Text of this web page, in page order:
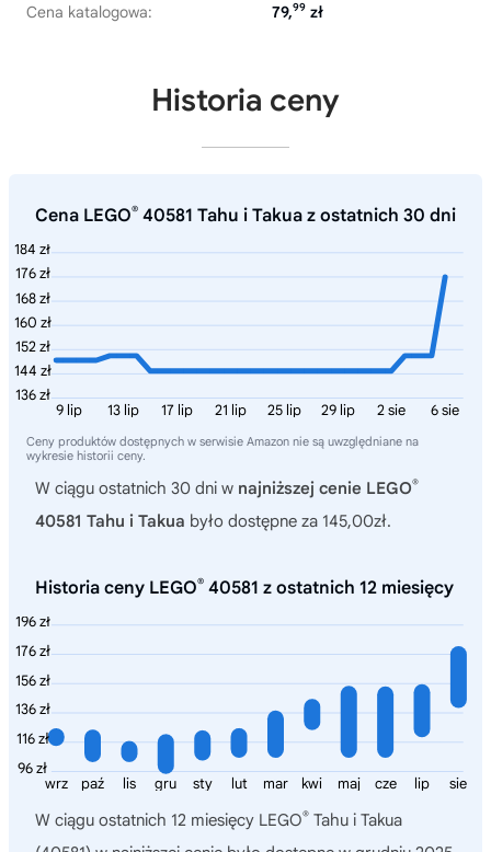
Cena katalogowa:
79,99 zł
Historia ceny
Cena LEGO® 40581 Tahu i Takua z ostatnich 30 dni
184 zł
176 zł
168 zł
160 zł
152 zł
144 zł
136 zł
6 sie
2 sie
29 lip
25 lip
21 lip
17 lip
13 lip
9 lip
Ceny produktów dostępnych w serwisie Amazon nie są uwzględniane na
wykresie historii ceny.
W ciągu ostatnich 30 dni w najniższej cenie LEGO®
40581 Tahu i Takua było dostępne za 145,00zł.
Historia ceny LEGO® 40581 z ostatnich 12 miesięcy
196 zł
176 zł
156 zł
136 zł
116 zł
96 zł
sie
lip
cze
maj
kwi
mar
lut
sty
gru
lis
paź
wrz
W ciągu ostatnich 12 miesięcy LEGO® Tahu i Takua